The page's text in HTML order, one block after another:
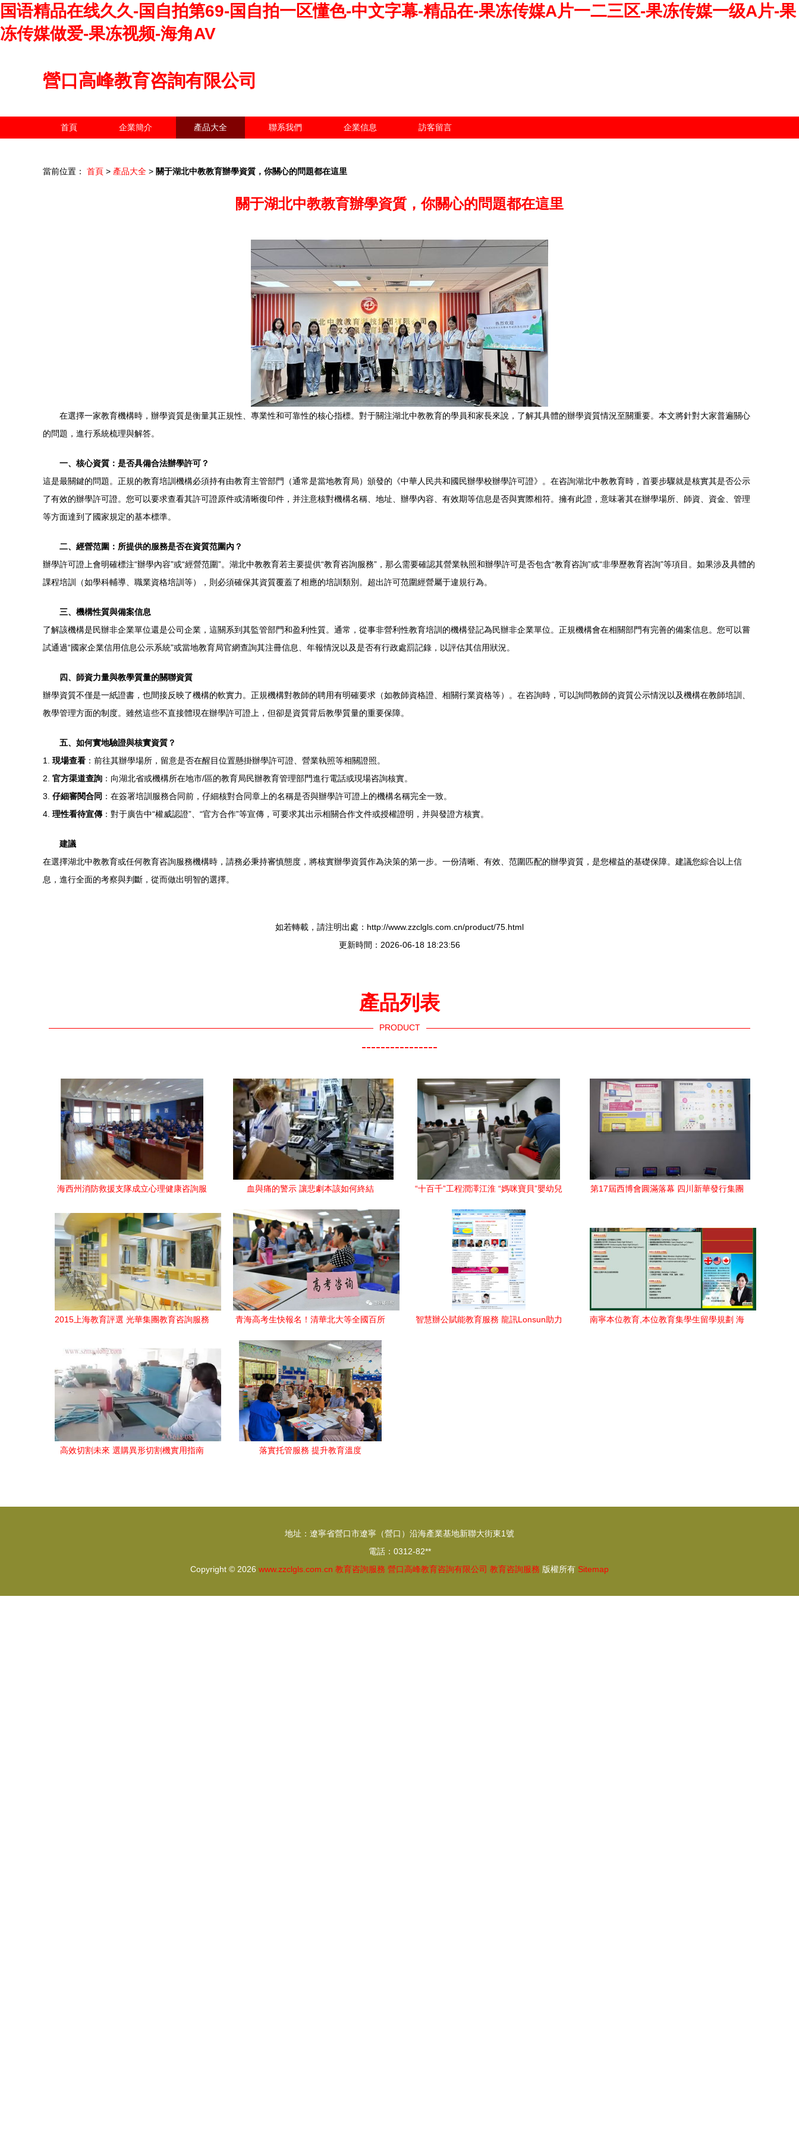
国语精品在线久久-国自拍第69-国自拍一区懂色-中文字幕-精品在-果冻传媒A片一二三区-果冻传媒一级A片-果
冻传媒做爱-果冻视频-海角AV
營口高峰教育咨詢有限公司
首頁 企業簡介 產品大全 聯系我們 企業信息 訪客留言
當前位置： 首頁 > 產品大全 > 關于湖北中教教育辦學資質，你關心的問題都在這里
關于湖北中教教育辦學資質，你關心的問題都在這里
在選擇一家教育機構時，辦學資質是衡量其正規性、專業性和可靠性的核心指標。對于關注湖北中教教育的學員和家長來說，了解其具體的辦學資質情況至關重要。本文將針對大家普遍關心
的問題，進行系統梳理與解答。
一、核心資質：是否具備合法辦學許可？
這是最關鍵的問題。正規的教育培訓機構必須持有由教育主管部門（通常是當地教育局）頒發的《中華人民共和國民辦學校辦學許可證》。在咨詢湖北中教教育時，首要步驟就是核實其是否公示
了有效的辦學許可證。您可以要求查看其許可證原件或清晰復印件，并注意核對機構名稱、地址、辦學內容、有效期等信息是否與實際相符。擁有此證，意味著其在辦學場所、師資、資金、管理
等方面達到了國家規定的基本標準。
二、經營范圍：所提供的服務是否在資質范圍內？
辦學許可證上會明確標注“辦學內容”或“經營范圍”。湖北中教教育若主要提供“教育咨詢服務”，那么需要確認其營業執照和辦學許可是否包含“教育咨詢”或“非學歷教育咨詢”等項目。如果涉及具體的
課程培訓（如學科輔導、職業資格培訓等），則必須確保其資質覆蓋了相應的培訓類別。超出許可范圍經營屬于違規行為。
三、機構性質與備案信息
了解該機構是民辦非企業單位還是公司企業，這關系到其監管部門和盈利性質。通常，從事非營利性教育培訓的機構登記為民辦非企業單位。正規機構會在相關部門有完善的備案信息。您可以嘗
試通過“國家企業信用信息公示系統”或當地教育局官網查詢其注冊信息、年報情況以及是否有行政處罰記錄，以評估其信用狀況。
四、師資力量與教學質量的關聯資質
辦學資質不僅是一紙證書，也間接反映了機構的軟實力。正規機構對教師的聘用有明確要求（如教師資格證、相關行業資格等）。在咨詢時，可以詢問教師的資質公示情況以及機構在教師培訓、
教學管理方面的制度。雖然這些不直接體現在辦學許可證上，但卻是資質背后教學質量的重要保障。
五、如何實地驗證與核實資質？
1. 現場查看 ：前往其辦學場所，留意是否在醒目位置懸掛辦學許可證、營業執照等相關證照。
2. 官方渠道查詢 ：向湖北省或機構所在地市/區的教育局民辦教育管理部門進行電話或現場咨詢核實。
3. 仔細審閱合同 ：在簽署培訓服務合同前，仔細核對合同章上的名稱是否與辦學許可證上的機構名稱完全一致。
4. 理性看待宣傳：對于廣告中“權威認證”、“官方合作”等宣傳，可要求其出示相關合作文件或授權證明，并與發證方核實。
建議
在選擇湖北中教教育或任何教育咨詢服務機構時，請務必秉持審慎態度，將核實辦學資質作為決策的第一步。一份清晰、有效、范圍匹配的辦學資質，是您權益的基礎保障。建議您綜合以上信
息，進行全面的考察與判斷，從而做出明智的選擇。
如若轉載，請注明出處：http://www.zzclgls.com.cn/product/75.html
更新時間：2026-06-18 18:23:56
產品列表
PRODUCT
----------------
海西州消防救援支隊成立心理健康咨詢服
詢服務
血與痛的警示 讓悲劇本該如何終結
“十百千”工程潤澤江淮 “媽咪寶貝”嬰幼兒
第17屆西博會圓滿落幕 四川新華發行集團
2015上海教育評選 光華集團教育咨詢服務
青海高考生快報名！清華北大等全國百所
智慧辦公賦能教育服務 龍訊Lonsun助力
南寧本位教育,本位教育集學生留學規劃 海
高效切割未來 選購異形切割機實用指南 落實托管服務 提升教育溫度
地址：遼寧省營口市遼寧（營口）沿海產業基地新聯大街東1號
電話：0312-82**
Copyright © 2026 www.zzclgls.com.cn 教育咨詢服務 營口高峰教育咨詢有限公司 教育咨詢服務 版權所有 Sitemap